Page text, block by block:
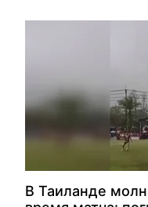
В Таиланде